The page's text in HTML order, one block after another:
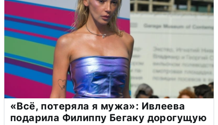
«Всё, потеряла я мужа»: Ивлеева
подарила Филиппу Бегаку дорогущую